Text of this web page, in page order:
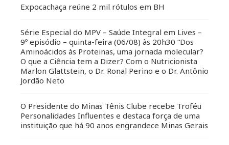
Expocachaça reúne 2 mil rótulos em BH
Série Especial do MPV – Saúde Integral em Lives –
9º episódio – quinta-feira (06/08) às 20h30 “Dos
Aminoácidos às Proteinas, uma jornada molecular?
O que a Ciência tem a Dizer? Com o Nutricionista
Marlon Glattstein, o Dr. Ronal Perino e o Dr. Antônio
Jordão Neto
O Presidente do Minas Tênis Clube recebe Troféu
Personalidades Influentes e destaca força de uma
instituição que há 90 anos engrandece Minas Gerais